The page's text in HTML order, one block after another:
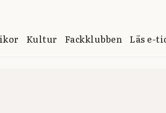
Kultur Fackklubben Läs e-